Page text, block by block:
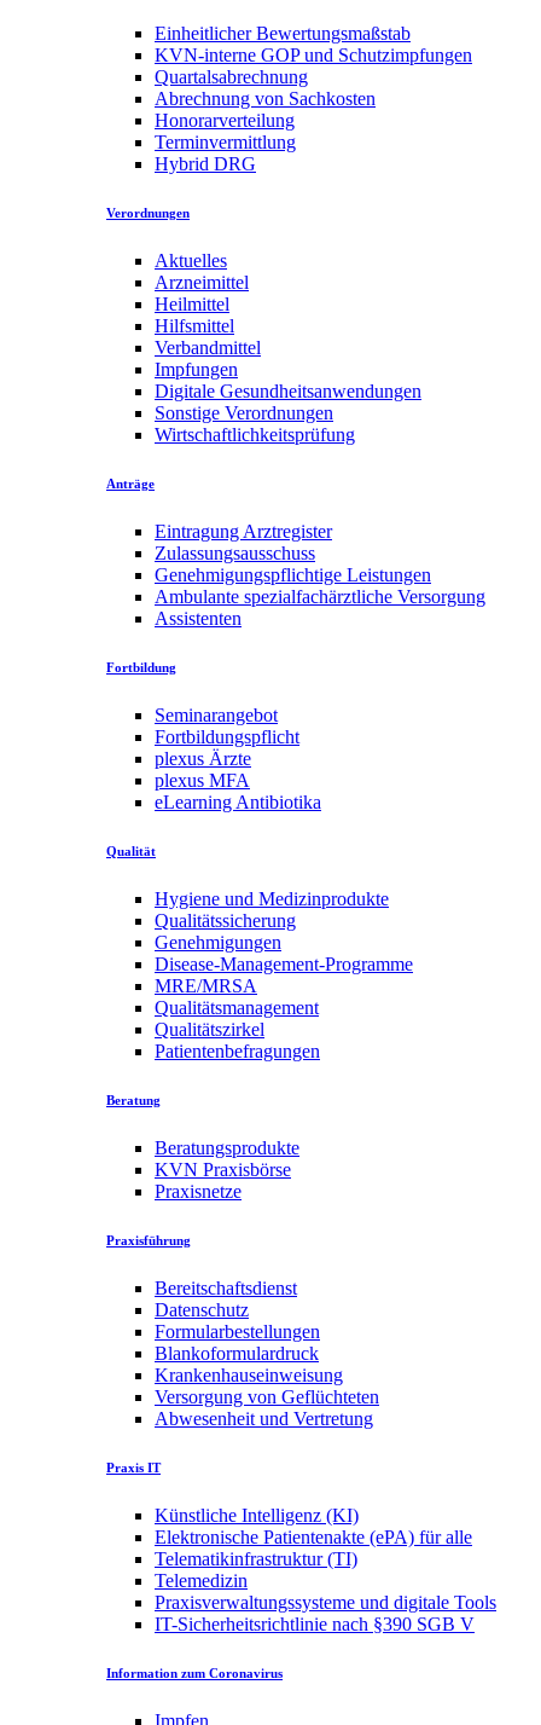
Einheitlicher Bewertungsmaßstab
KVN-interne GOP und Schutzimpfungen
Quartalsabrechnung
Abrechnung von Sachkosten
Honorarverteilung
Terminvermittlung
Hybrid DRG
Verordnungen
Aktuelles
Arzneimittel
Heilmittel
Hilfsmittel
Verbandmittel
Impfungen
Digitale Gesundheitsanwendungen
Sonstige Verordnungen
Wirtschaftlichkeitsprüfung
Anträge
Eintragung Arztregister
Zulassungsausschuss
Genehmigungspflichtige Leistungen
Ambulante spezialfachärztliche Versorgung
Assistenten
Fortbildung
Seminarangebot
Fortbildungspflicht
plexus Ärzte
plexus MFA
eLearning Antibiotika
Qualität
Hygiene und Medizinprodukte
Qualitätssicherung
Genehmigungen
Disease-Management-Programme
MRE/MRSA
Qualitätsmanagement
Qualitätszirkel
Patientenbefragungen
Beratung
Beratungsprodukte
KVN Praxisbörse
Praxisnetze
Praxisführung
Bereitschaftsdienst
Datenschutz
Formularbestellungen
Blankoformulardruck
Krankenhauseinweisung
Versorgung von Geflüchteten
Abwesenheit und Vertretung
Praxis IT
Künstliche Intelligenz (KI)
Elektronische Patientenakte (ePA) für alle
Telematikinfrastruktur (TI)
Telemedizin
Praxisverwaltungssysteme und digitale Tools
IT-Sicherheitsrichtlinie nach §390 SGB V
Information zum Coronavirus
Impfen